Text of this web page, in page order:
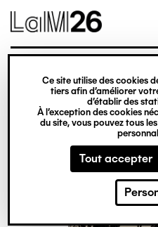
Gestion des cookies
Ce site utilise des cookies
tiers afin d’améliorer
d’établir des
À l’exception des cookies
du site, vous pouvez tous
Tout accepter
contenu